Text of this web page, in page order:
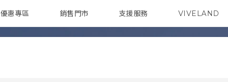
智慧型手機 配件
優惠專區
焦點訊息 校園專案 企業採購
銷售門市
銷售通路 支援服務 VIVELAND